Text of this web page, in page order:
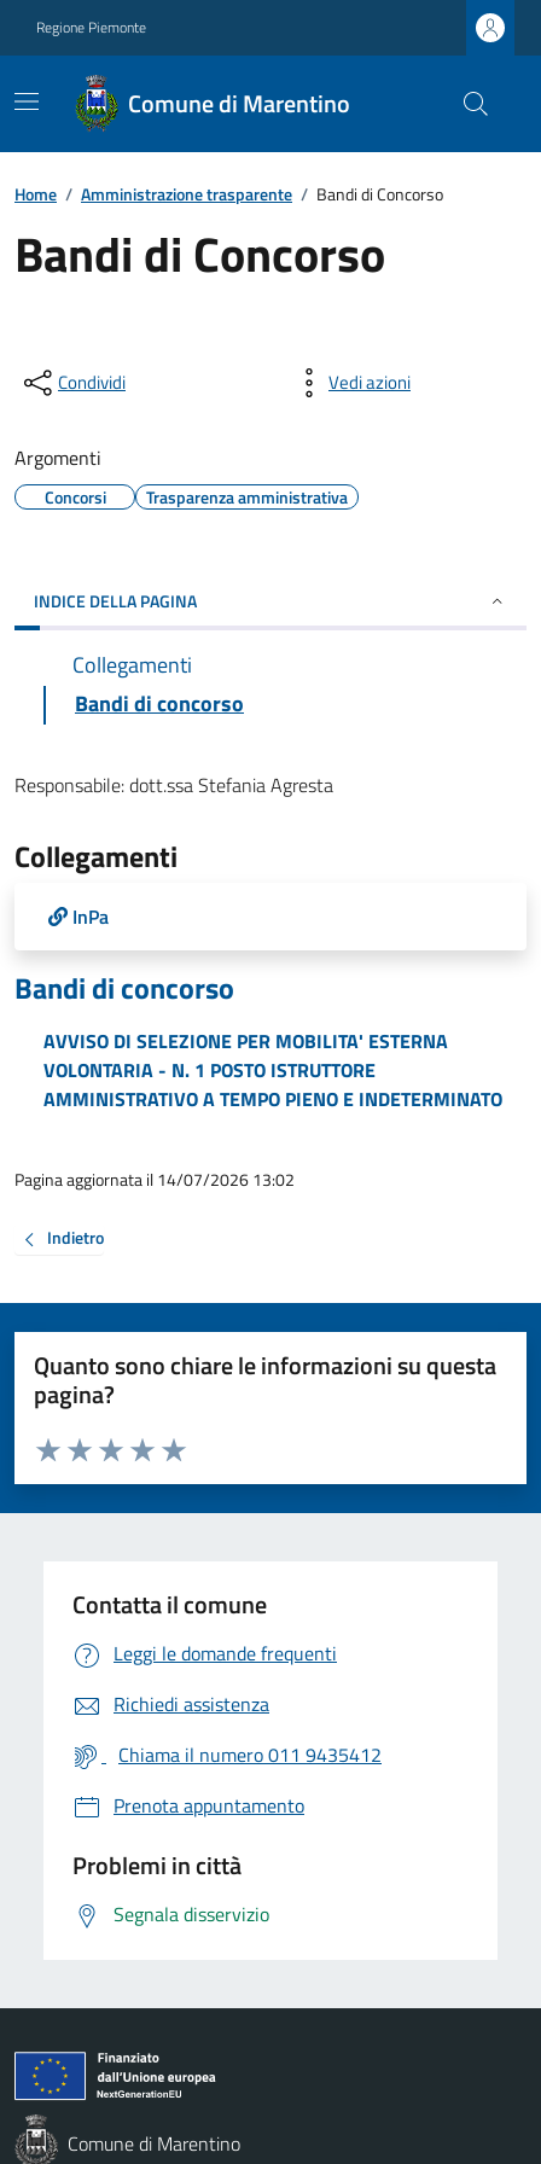
Regione Piemonte
Comune di Marentino
Home / Amministrazione trasparente / Bandi di Concorso
Bandi di Concorso
Condividi Vedi azioni
Argomenti
Concorsi Trasparenza amministrativa
INDICE DELLA PAGINA
Collegamenti
Bandi di concorso
Responsabile:dott.ssa Stefania Agresta
Collegamenti
InPa
Bandi di concorso
AVVISO DI SELEZIONE PER MOBILITA' ESTERNA
VOLONTARIA - N. 1 POSTO ISTRUTTORE
AMMINISTRATIVO A TEMPO PIENO E INDETERMINATO
Pagina aggiornata il 14/07/2026 13:02
Indietro
Quanto sono chiare le informazioni su questa
pagina?
Valuta da 1 a 5 stelle la pagina
Valuta 5 stelle su 5
Valuta 4 stelle su 5
Valuta 3 stelle su 5
Valuta 2 stelle su 5
Valuta 1 stelle su 5
Contatta il comune
Leggi le domande frequenti
Richiedi assistenza
Chiama il numero 011 9435412
Prenota appuntamento
Problemi in città
Segnala disservizio
Comune di Marentino